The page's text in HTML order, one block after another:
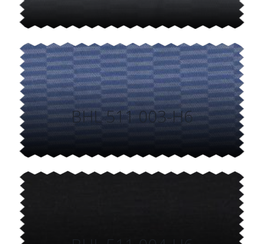
BHL 511 003-H6